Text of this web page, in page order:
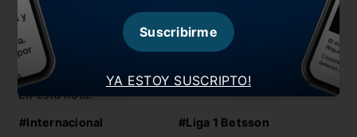
importante”
Liga 1 Betsson 2023: ¿cómo está el mercado de
pases?
En esta nota:
#Internacional #Liga 1 Betsson
YA ESTOY SUSCRIPTO!
Suscribirme